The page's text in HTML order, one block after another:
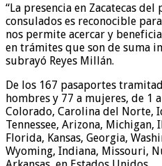
“La presencia en Zacatecas
consulados es reconocible
nos permite acercar y
en trámites que son de suma
subrayó Reyes Millán.
De los 167 pasaportes
hombres y 77 a mujeres, de 1
Colorado, Carolina del Norte,
Tennessee, Arizona, Michigan,
Florida, Kansas, Georgia,
Wyoming, Indiana, Missouri,